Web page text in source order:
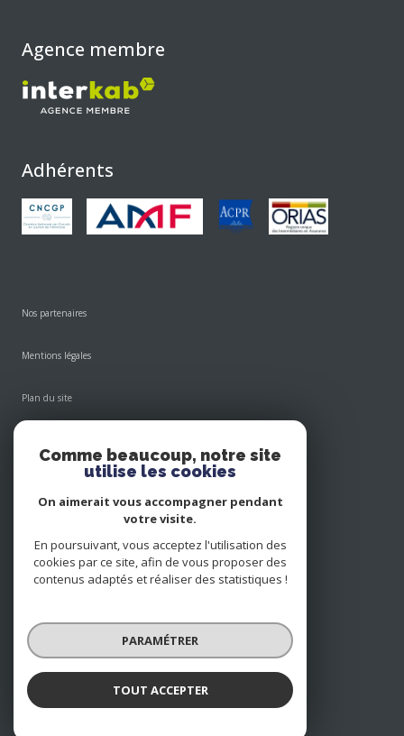
Agence membre
Adhérents
Nos partenaires
Mentions légales
Plan du site
Cookies
© 2026 | Tous droits réservés
Réalisé par
Comme beaucoup, notre site
utilise les cookies
On aimerait vous accompagner pendant
votre visite.
En poursuivant, vous acceptez l'utilisation des
cookies par ce site, afin de vous proposer des
contenus adaptés et réaliser des statistiques !
PARAMÉTRER
TOUT ACCEPTER